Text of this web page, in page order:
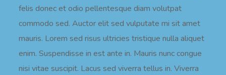
felis donec et odio pellentesque diam volutpat
commodo sed. Auctor elit sed vulputate mi sit amet
mauris. Lorem sed risus ultricies tristique nulla aliquet
enim. Suspendisse in est ante in. Mauris nunc congue
nisi vitae suscipit. Lacus sed viverra tellus in. Viverra